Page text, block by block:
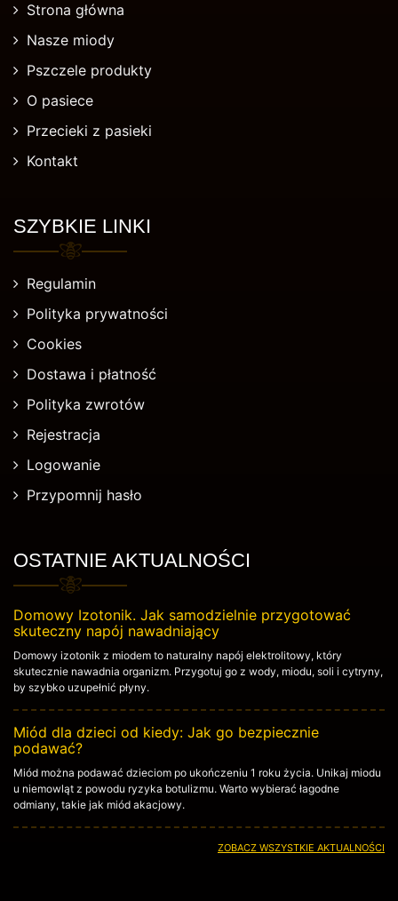
Strona główna
Nasze miody
Pszczele produkty
O pasiece
Przecieki z pasieki
Kontakt
SZYBKIE LINKI
Regulamin
Polityka prywatności
Cookies
Dostawa i płatność
Polityka zwrotów
Rejestracja
Logowanie
Przypomnij hasło
OSTATNIE AKTUALNOŚCI
Domowy Izotonik. Jak samodzielnie przygotować
skuteczny napój nawadniający
Domowy izotonik z miodem to naturalny napój elektrolitowy, który
skutecznie nawadnia organizm. Przygotuj go z wody, miodu, soli i cytryny,
by szybko uzupełnić płyny.
Miód dla dzieci od kiedy: Jak go bezpiecznie
podawać?
Miód można podawać dzieciom po ukończeniu 1 roku życia. Unikaj miodu
u niemowląt z powodu ryzyka botulizmu. Warto wybierać łagodne
odmiany, takie jak miód akacjowy.
ZOBACZ WSZYSTKIE AKTUALNOŚCI